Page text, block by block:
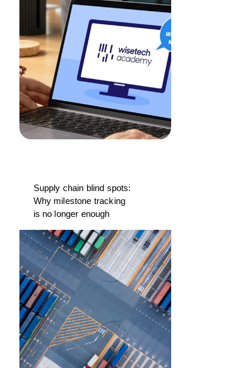
Supply chain blind spots:
Why milestone tracking
is no longer enough